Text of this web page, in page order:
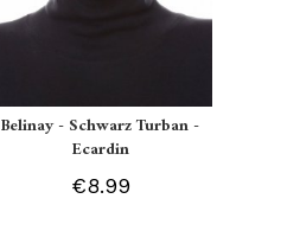
Belinay - Schwarz Turban -
Ecardin
€8.99